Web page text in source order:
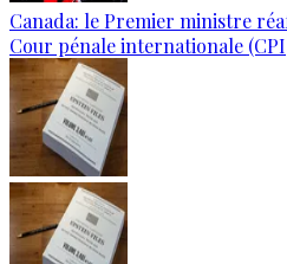
Canada: le Premier ministre
Cour pénale internationale